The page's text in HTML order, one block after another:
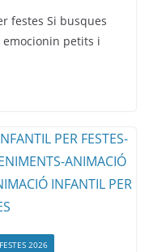
festes Si busques
petits i
2026